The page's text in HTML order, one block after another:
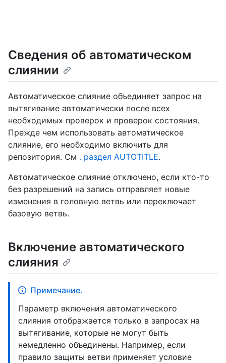
Сведения об автоматическом
слиянии
Автоматическое слияние объединяет запрос на
вытягивание автоматически после всех
необходимых проверок и проверок состояния.
Прежде чем использовать автоматическое
слияние, его необходимо включить для
репозитория. См . раздел AUTOTITLE.
Автоматическое слияние отключено, если кто-то
без разрешений на запись отправляет новые
изменения в головную ветвь или переключает
базовую ветвь.
Включение автоматического
слияния
Примечание.
Параметр включения автоматического
слияния отображается только в запросах на
вытягивание, которые не могут быть
немедленно объединены. Например, если
правило защиты ветви применяет условие